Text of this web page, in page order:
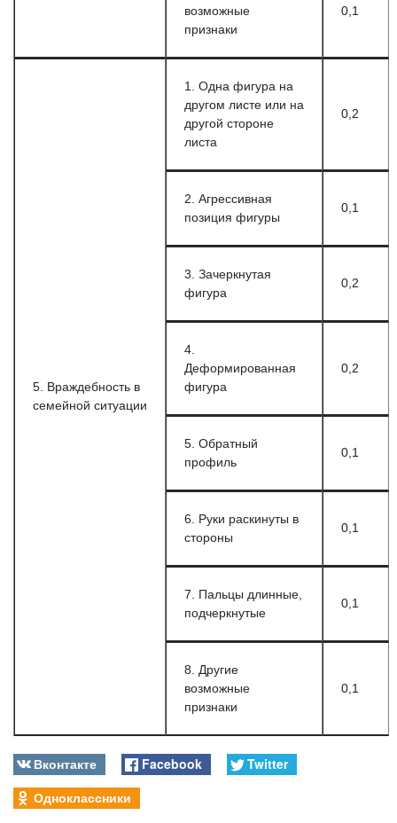
возможные
признаки
0,1
5. Враждебность в
семейной ситуации
1. Одна фигура на
другом листе или на
другой стороне
листа
0,2
2. Агрессивная
позиция фигуры
0,1
3. Зачеркнутая
фигура
0,2
4.
Деформированная
фигура
0,2
5. Обратный
профиль
0,1
6. Руки раскинуты в
стороны
0,1
7. Пальцы длинные,
подчеркнутые
0,1
8. Другие
возможные
признаки
0,1
Вконтакте Facebook
Twitter
Одноклассники